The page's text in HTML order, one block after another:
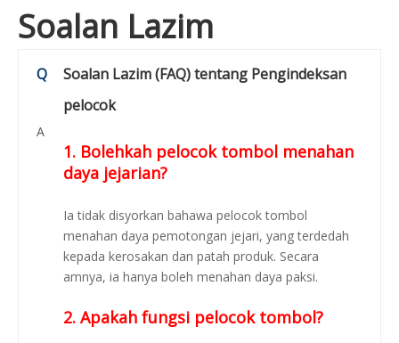
Soalan Lazim
Q
Soalan Lazim (FAQ) tentang Pengindeksan
pelocok
A
1. Bolehkah pelocok tombol menahan
daya jejarian?
Ia tidak disyorkan bahawa pelocok tombol
menahan daya pemotongan jejari, yang terdedah
kepada kerosakan dan patah produk. Secara
amnya, ia hanya boleh menahan daya paksi.
2. Apakah fungsi pelocok tombol?